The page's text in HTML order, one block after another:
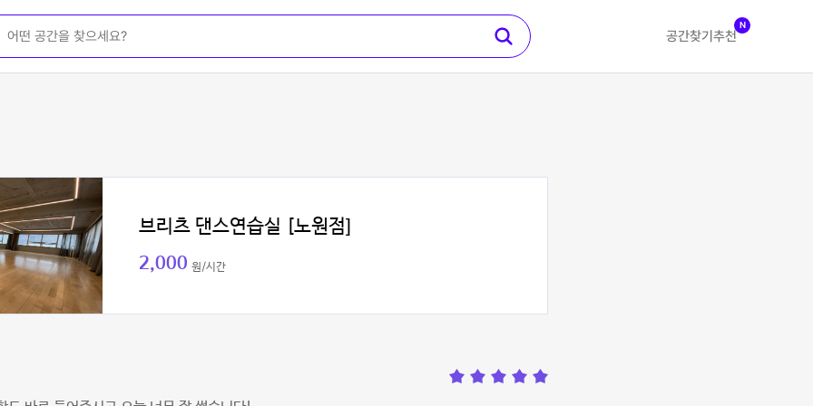
공간찾기 추천
N
브리츠 댄스연습실 [노원점]
2,000 원/시간